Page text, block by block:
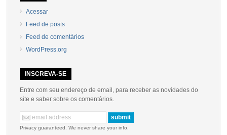
Acessar
Feed de posts
Feed de comentários
WordPress.org
INSCREVA-SE
Entre com seu endereço de email, para receber as novidades do
site e saber sobre os comentários.
Privacy guaranteed. We never share your info.